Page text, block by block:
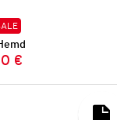
Preis:
Preis:
€